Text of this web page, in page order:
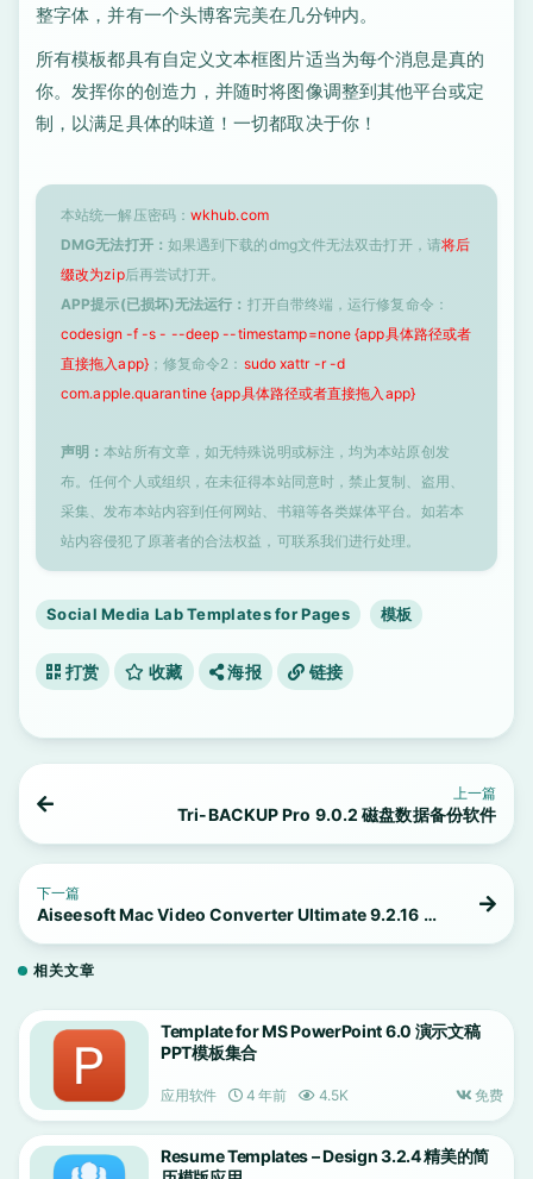
整字体，并有一个头博客完美在几分钟内。
所有模板都具有自定义文本框图片适当为每个消息是真的
你。发挥你的创造力，并随时将图像调整到其他平台或定
制，以满足具体的味道！一切都取决于你！
本站统一解压密码： wkhub.com
DMG无法打开： 如果遇到下载的dmg文件无法双击打开，请将后
缀改为zip后再尝试打开。
APP提示(已损坏)无法运行： 打开自带终端，运行修复命令：
codesign -f -s - --deep --timestamp=none {app具体路径或者
直接拖入app}；修复命令2： sudo xattr -r -d
com.apple.quarantine {app具体路径或者直接拖入app}
声明：本站所有文章，如无特殊说明或标注，均为本站原创发
布。任何个人或组织，在未征得本站同意时，禁止复制、盗用、
采集、发布本站内容到任何网站、书籍等各类媒体平台。如若本
站内容侵犯了原著者的合法权益，可联系我们进行处理。
Social Media Lab Templates for Pages 模板
打赏 收藏 海报 链接
上一篇
Tri-BACKUP Pro 9.0.2 磁盘数据备份软件
下一篇
Aiseesoft Mac Video Converter Ultimate 9.2.16 优
相关文章
Template for MS PowerPoint 6.0 演示文稿
PPT模板集合
应用软件 4 年前 4.5K 免费
Resume Templates – Design 3.2.4 精美的简